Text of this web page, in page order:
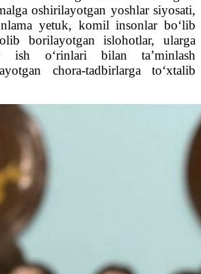
oshirilayotgan yoshlar siyosati,
yetuk, komil insonlar bo‘lib
borilayotgan islohotlar, ularga
ish o‘rinlari bilan ta’minlash
chora-tadbirlarga to‘xtalib